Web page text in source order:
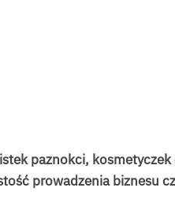
paznokci,
prowadzenia biznesu